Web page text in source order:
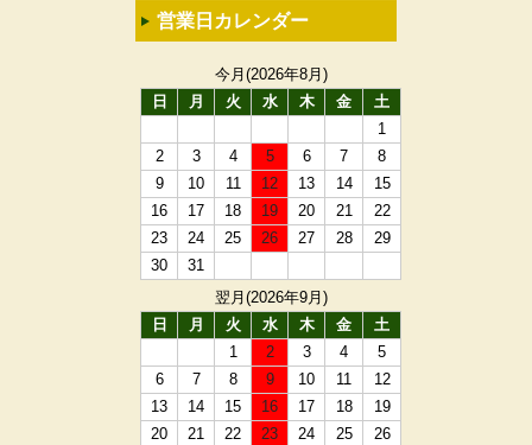
営業日カレンダー
今月(2026年8月)
日
月 火 水 木 金
土
1
2
3 4 5 6 7
8
9
10 11 12 13 14
15
16
17 18 19 20 21
22
23
24 25 26 27 28
29
30
31
翌月(2026年9月)
日
月 火 水 木 金
土
1
2 3 4
5
6
7 8 9 10 11
12
13
14 15 16 17 18
19
20
21 22 23 24 25
26